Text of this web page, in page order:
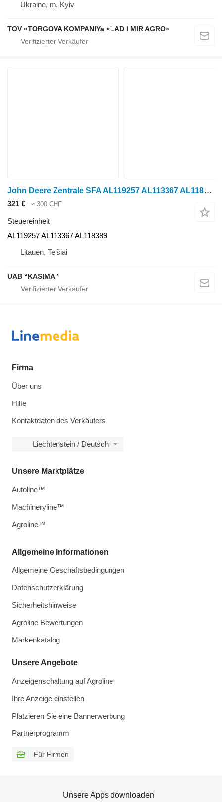
Ukraine, m. Kyiv
TOV «TORGOVA KOMPANIYa «LAD I MIR AGRO»
John Deere Zentrale SFA AL119257 AL113367 AL118389 Steuereinheit für John Deere 6910S Radtraktor
321 € ≈ 300 CHF
Steuereinheit
AL119257 AL113367 AL118389
Litauen, Telšiai
UAB “KASIMA”
Firma
Über uns
Hilfe
Kontaktdaten des Verkäufers
Liechtenstein / Deutsch
Allgemeine Informationen
Allgemeine Geschäftsbedingungen
Datenschutzerklärung
Sicherheitshinweise
Agroline Bewertungen
Markenkatalog
Unsere Angebote
Anzeigenschaltung auf Agroline
Ihre Anzeige einstellen
Platzieren Sie eine Bannerwerbung
Partnerprogramm
Für Firmen
Unsere Marktplätze
Autoline™
Machineryline™
Agroline™
Unsere Apps downloaden